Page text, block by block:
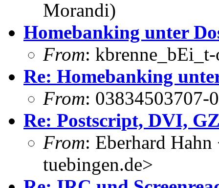
Morandi)
Homebanking unter
From:
Re: Homebanking
From: 03834503707-
Re: Postscript, DVI,
From: Eberhard
tuebingen.de>